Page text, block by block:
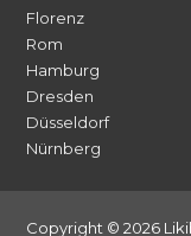
Florenz
Rom
Hamburg
Dresden
Düsseldorf
Nürnberg
Copyright © 2026